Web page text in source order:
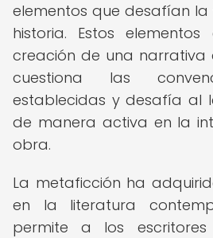
elementos que desafían la
historia. Estos
creación de una narrativa
cuestiona las
establecidas y desafía al
de manera activa en la
obra.
La metaficción ha
en la literatura
permite a los escritores